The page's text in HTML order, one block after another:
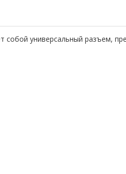
собой универсальный разъем,